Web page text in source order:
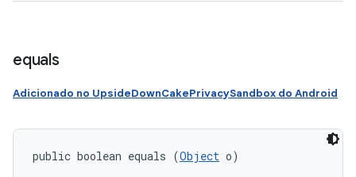
equals
Adicionado no UpsideDownCakePrivacySandbox do Android
public boolean equals (Object o)